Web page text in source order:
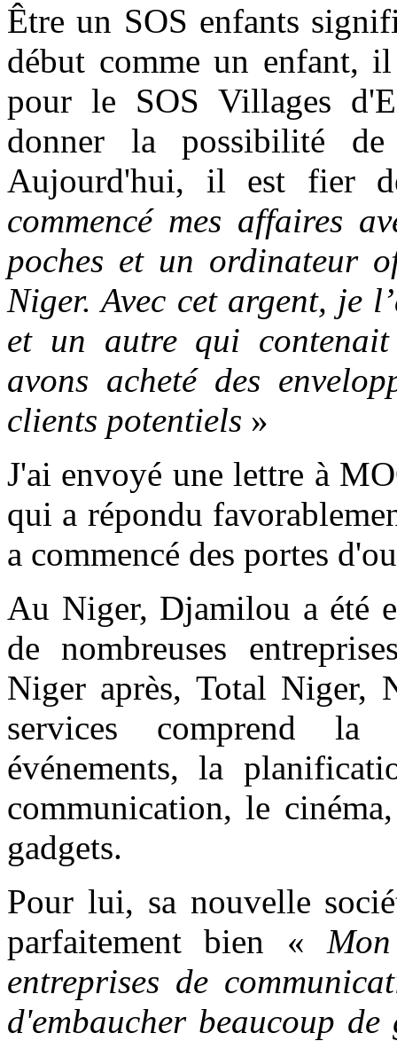
Être un SOS enfants
début comme un enfant,
pour le SOS Villages
donner la possibilité
Aujourd'hui, il est fier
commencé mes affaires
poches et un ordinateur
Niger. Avec cet argent, je
et un autre qui
avons acheté des
clients potentiels »
J'ai envoyé une lettre à
qui a répondu
a commencé des portes
Au Niger, Djamilou a été
de nombreuses
Niger après, Total Niger,
services comprend la
événements, la
communication, le
gadgets.
Pour lui, sa nouvelle
parfaitement bien «
entreprises de
d'embaucher beaucoup